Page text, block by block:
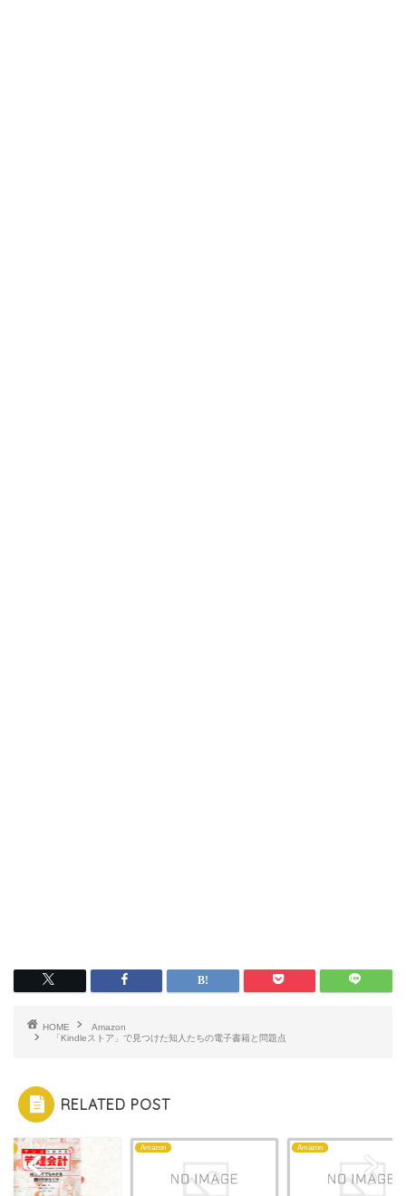
HOME
Amazon
「Kindleストア」で見つけた知人たちの電子書籍と問題点
RELATED POST
Amazon Amazon